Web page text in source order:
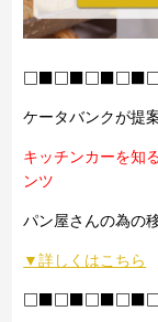
ケータバンクが提
キッチンカーを知
ンツ
パン屋さんの為の
▼詳しくはこちら